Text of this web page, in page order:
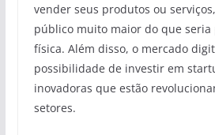
vender seus produtos ou
público muito maior do que seria
física. Além disso, o mercado
possibilidade de investir em
inovadoras que estão
setores.